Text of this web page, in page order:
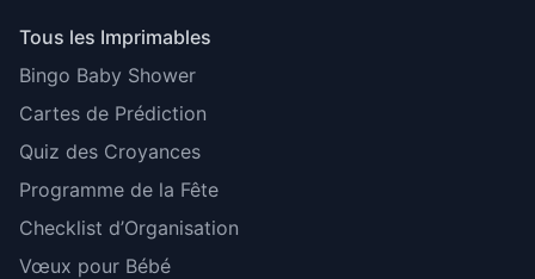
Tous les Imprimables
Bingo Baby Shower
Cartes de Prédiction
Quiz des Croyances
Programme de la Fête
Checklist d’Organisation
Vœux pour Bébé